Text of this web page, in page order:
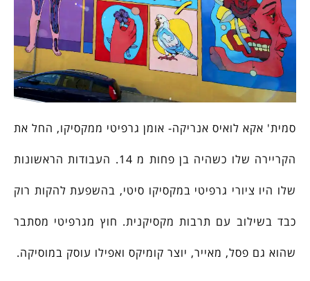
סמית' אקא לואיס אנריקה- אומן גרפיטי ממקסיקו, החל את
הקריירה שלו כשהיה בן פחות מ 14. העבודות הראשונות
שלו היו ציורי גרפיטי במקסיקו סיטי, בהשפעת להקות רוק
כבד בשילוב עם תרבות מקסיקנית. חוץ מגרפיטי מסתבר
שהוא גם פסל, מאייר, יוצר קומיקס ואפילו עוסק במוסיקה.